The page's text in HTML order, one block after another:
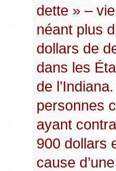
dette » –
néant plus
dollars de
dans les
de
personnes
ayant
900 dollars
cause